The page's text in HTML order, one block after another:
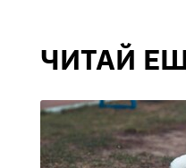
ЧИТАЙ